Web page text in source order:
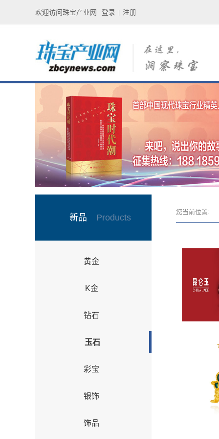
欢迎访问珠宝产业网 登录 注册
新品 Products
您当前位置:
黄金
K金
钻石
玉石
彩宝
银饰
饰品